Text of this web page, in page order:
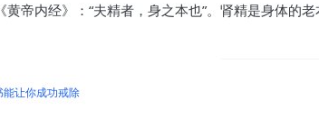
黄帝内经》：“夫精者，身之本也”。肾精是身体的
能让你成功戒除